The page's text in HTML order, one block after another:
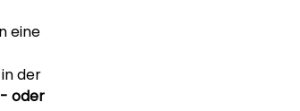
eine
der
oder